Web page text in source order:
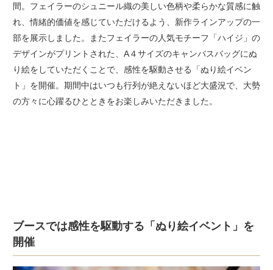
間。フェイラーのシュニール織の美しい色柄や柔らかな質感に触
れ、情緒的価値を感じていただけるよう、新作ラインアップの一
部を展示しました。またフェイラーの人気モチーフ「ハイジ」の
デザインがプリントされた、A４サイズのキャンバスバッグにぬ
り絵をしていただくことで、感性を駆動させる「ぬり絵イベン
ト」を開催。期間中はいつも行列が絶えないほど大盛況で、大勢
の方々に心躍るひとときをお楽しみいただきました。
ブースでは感性を駆動する「ぬり絵イベント」を
開催